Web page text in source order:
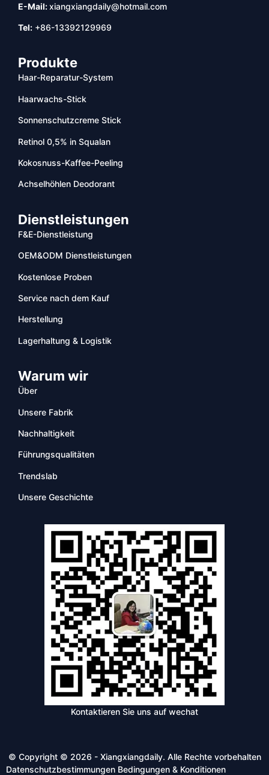
E-Mail:xiangxiangdaily@hotmail.com
Tel: +86-13392129969
Produkte
Haar-Reparatur-System
Haarwachs-Stick
Sonnenschutzcreme Stick
Retinol 0,5% in Squalan
Kokosnuss-Kaffee-Peeling
Achselhöhlen Deodorant
Dienstleistungen
F&E-Dienstleistung
OEM&ODM Dienstleistungen
Kostenlose Proben
Service nach dem Kauf
Herstellung
Lagerhaltung & Logistik
Warum wir
Über
Unsere Fabrik
Nachhaltigkeit
Führungsqualitäten
Trendslab
Unsere Geschichte
Kontaktieren Sie uns auf wechat
© Copyright © 2026 - Xiangxiangdaily. Alle Rechte vorbehalten
Datenschutzbestimmungen Bedingungen & Konditionen